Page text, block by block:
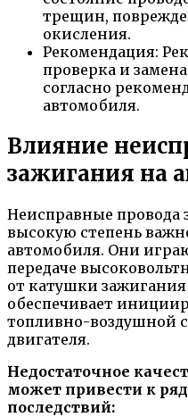
трещин,
окисления.
Рекомендация:
проверка и
согласно
автомобиля.
Влияние
зажигания на
Неисправные
высокую степень
автомобиля. Они
передаче
от катушки зажигания
обеспечивает
топливно-воздушной
двигателя.
Недостаточное
может привести к
последствий: